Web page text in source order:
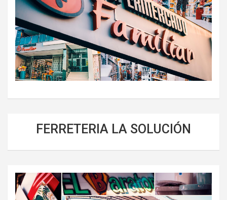
FERRETERIA LA SOLUCIÓN